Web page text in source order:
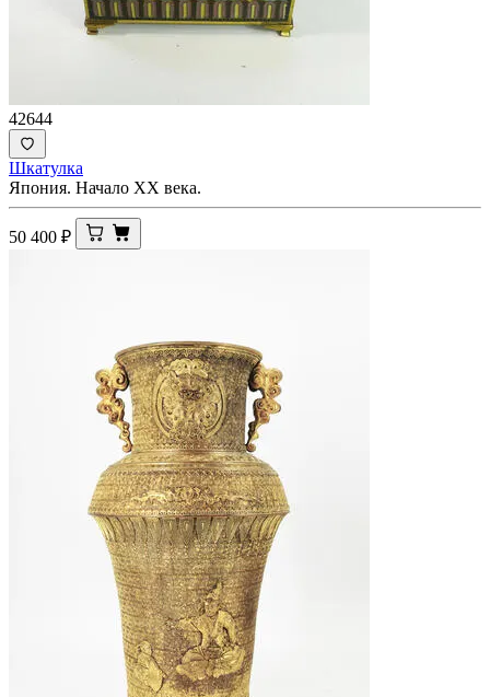
42644
Шкатулка
Япония. Начало ХХ века.
50 400 ₽